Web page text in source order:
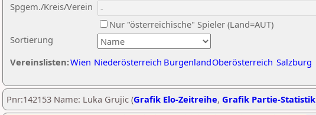
Sortierung
Spgem./Kreis/Verein
Nur "österreichische" Spieler (Land=AUT)
Vereinslisten:Wien Niederösterreich BurgenlandOberösterreich Salzburg
Pnr:142153 Name: Luka Grujic (Grafik Elo-Zeitreihe, Grafik Partie-Statistik